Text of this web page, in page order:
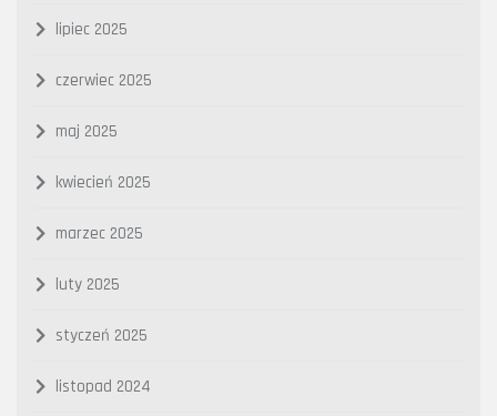
lipiec 2025
czerwiec 2025
maj 2025
kwiecień 2025
marzec 2025
luty 2025
styczeń 2025
listopad 2024